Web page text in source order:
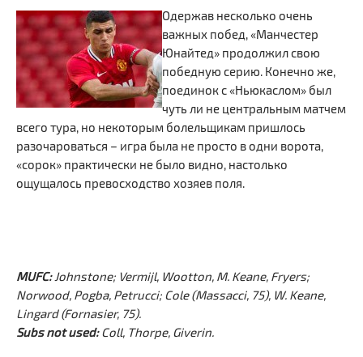
Одержав несколько очень
важных побед, «Манчестер
Юнайтед» продолжил свою
победную серию. Конечно же,
поединок с «Ньюкаслом» был
чуть ли не центральным матчем
всего тура, но некоторым болельщикам пришлось
разочароваться – игра была не просто в одни ворота,
«сорок» практически не было видно, настолько
ощущалось превосходство хозяев поля.
MUFC:Johnstone; Vermijl, Wootton, M. Keane, Fryers;
Norwood, Pogba, Petrucci; Cole (Massacci, 75), W. Keane,
Lingard (Fornasier, 75).
Subs not used:Coll, Thorpe, Giverin.